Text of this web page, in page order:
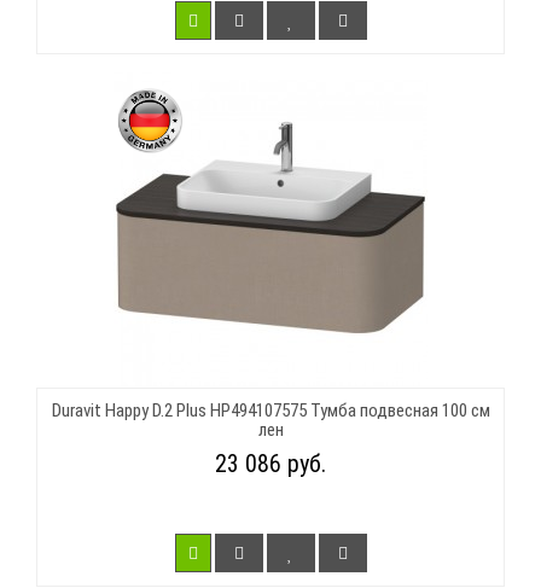
Duravit Happy D.2 Plus HP494107575 Тумба подвесная 100 см
лен
23 086 руб.